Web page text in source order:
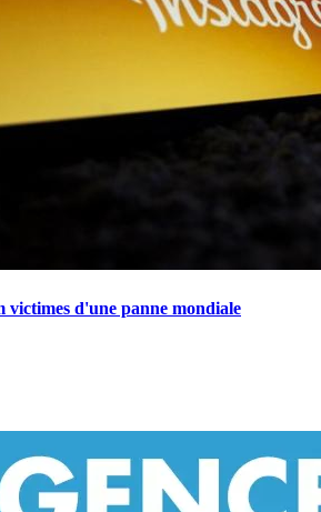
victimes d'une panne mondiale